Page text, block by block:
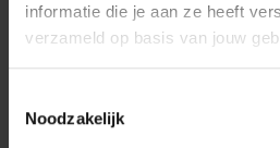
informatie die je aan ze heeft
verzameld op basis van jouw
Noodzakelijk